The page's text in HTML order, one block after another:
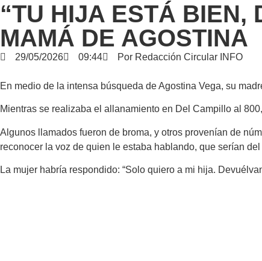
“TU HIJA ESTÁ BIEN,
MAMÁ DE AGOSTINA
29/05/2026 09:44 Por Redacción Circular INFO
En medio de la intensa búsqueda de Agostina Vega, su
Mientras se realizaba el allanamiento en Del Campillo al
Algunos llamados fueron de broma, y otros provenían de
reconocer la voz de quien le estaba hablando, que serían
La mujer habría respondido: “Solo quiero a mi hija.